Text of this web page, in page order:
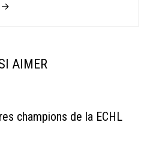
→
AIMER
champions de la ECHL